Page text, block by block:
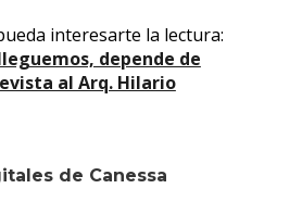
interesarte la lectura:
depende de
al Arq. Hilario
de Canessa